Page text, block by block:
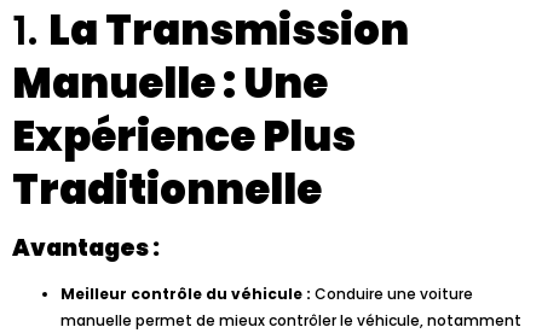
1. La Transmission
Manuelle : Une
Expérience Plus
Traditionnelle
Avantages :
Meilleur contrôle du véhicule : Conduire une voiture
manuelle permet de mieux contrôler le véhicule, notamment